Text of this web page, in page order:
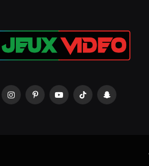
InstagramPinterestYouTubeTikTok Snapchat